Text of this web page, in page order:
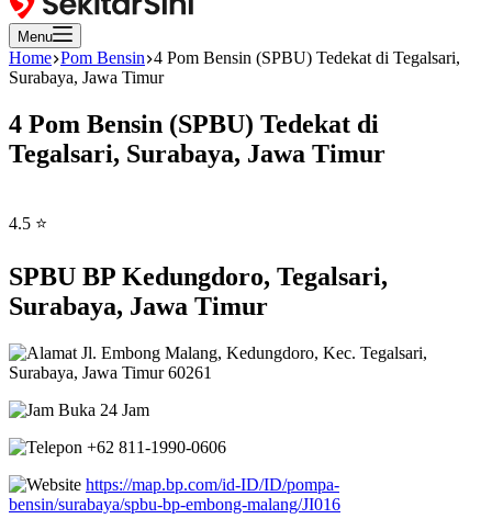
Menu
Home Pom Bensin 4 Pom Bensin (SPBU) Tedekat di Tegalsari,
Surabaya, Jawa Timur
4 Pom Bensin (SPBU) Tedekat di
Tegalsari, Surabaya, Jawa Timur
4.5 ⭐
SPBU BP Kedungdoro, Tegalsari,
Surabaya, Jawa Timur
Jl. Embong Malang, Kedungdoro, Kec. Tegalsari,
Surabaya, Jawa Timur 60261
Buka 24 Jam
+62 811-1990-0606
https://map.bp.com/id-ID/ID/pompa-
bensin/surabaya/spbu-bp-embong-malang/JI016